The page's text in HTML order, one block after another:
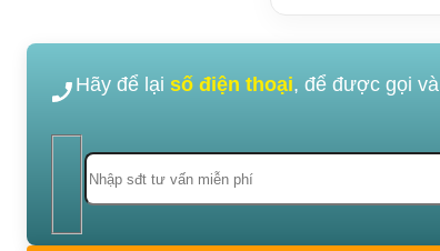
Hãy để lại số điện thoại, để được gọi và